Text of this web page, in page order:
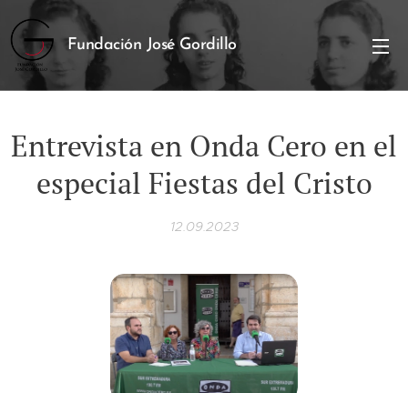
Fundación José Gordillo
Entrevista en Onda Cero en el
especial Fiestas del Cristo
12.09.2023